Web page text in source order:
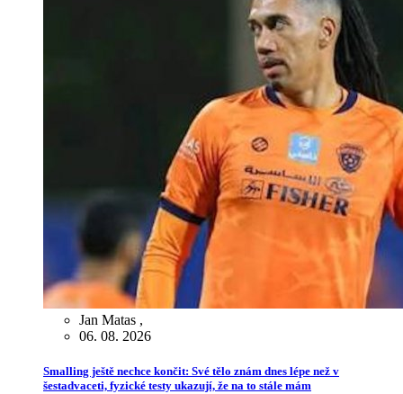
Jan Matas ,
06. 08. 2026
Smalling ještě nechce končit: Své tělo znám dnes lépe než v
šestadvaceti, fyzické testy ukazují, že na to stále mám